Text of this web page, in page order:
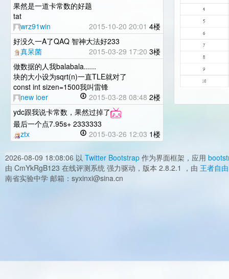
果然是一道卡常数的好题
tat
wrz91win
2015-10-20 20:01 4楼
好没久一A了QAQ 智神大法好233
真呆菌
2015-03-29 17:20 3楼
做数据的人我balabala......
块的大小设为sqrt(n)一直TLE就对了
const int sizen=1500我叫雷锋
new ioer
2015-03-28 08:48 2楼
ydc跟我说卡常数，果然过掉了
最后一个点7.95s+ 2333333
ztx
2015-03-26 12:03 1楼
2026-08-09 18:08:06 以 Twitter Bootstrap 作为界面框架，应用
由 CmYkRgB123 在线评测系统 强力驱动，版本 2.8.2.1 ，由 王者自由
南省实验中学 邮箱：syxinxi@sina.cn